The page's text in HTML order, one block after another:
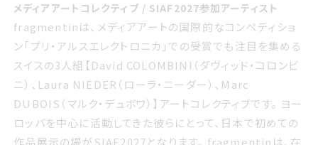
メディアアートコレクティブ / SIAF2027参加アーティスト
fragmentinは、メディアアートの国際的なコンペティショ
ン「プリ・アルスエレクトロニカ」での受賞でも注目を集める
スイスの3人組【David COLOMBINI（ダヴィッド・コロンビ
ニ）、Laura NIEDER（ローラ・ニーダー）、Marc
DUBOIS（マルク・デュボワ）】アートコレクティブです。 ヨー
ロッパを中心に活動してきた彼らにとって、日本で初めての
作品展示の場がSIAF2027となります。 fragmentinは、在